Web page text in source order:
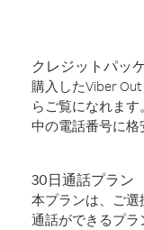
クレジットパッ
購入したViber
らご覧になれま
中の電話番号に格
30日通話プラン
本プランは、ご
通話ができるプ